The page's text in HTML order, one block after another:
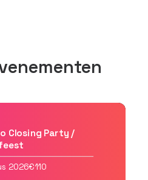
Closing Party /
2026€110